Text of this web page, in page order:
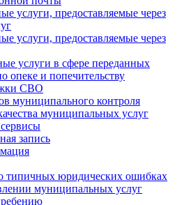
услуги, предоставляемые через
услуги, предоставляемые через
услуги в сфере переданных
опеке и попечительству
СВО
муниципального контроля
муниципальных услуг
запись
типичных юридических ошибках
муниципальных услуг